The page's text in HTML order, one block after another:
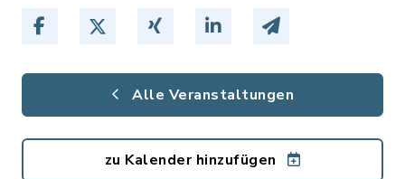
Alle Veranstaltungen
zu Kalender hinzufügen